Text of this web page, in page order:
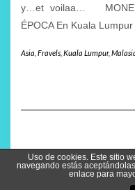
y…et voilaa…
ÉPOCA En Kuala
Asia Fravels Kuala Lumpur,
Uso de cookies. Este sitio
navegando estás
enlace para